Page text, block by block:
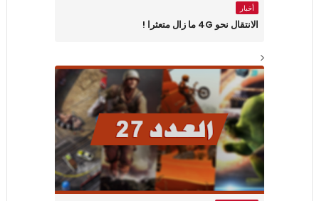
أخبار
الانتقال نحو 4G ما زال متعثرا !